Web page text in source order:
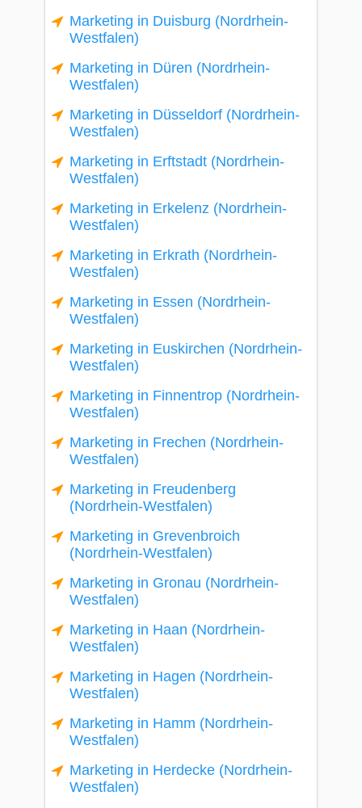
Marketing in Duisburg (Nordrhein-
Westfalen)
Marketing in Düren (Nordrhein-
Westfalen)
Marketing in Düsseldorf (Nordrhein-
Westfalen)
Marketing in Erftstadt (Nordrhein-
Westfalen)
Marketing in Erkelenz (Nordrhein-
Westfalen)
Marketing in Erkrath (Nordrhein-
Westfalen)
Marketing in Essen (Nordrhein-
Westfalen)
Marketing in Euskirchen (Nordrhein-
Westfalen)
Marketing in Finnentrop (Nordrhein-
Westfalen)
Marketing in Frechen (Nordrhein-
Westfalen)
Marketing in Freudenberg
(Nordrhein-Westfalen)
Marketing in Grevenbroich
(Nordrhein-Westfalen)
Marketing in Gronau (Nordrhein-
Westfalen)
Marketing in Haan (Nordrhein-
Westfalen)
Marketing in Hagen (Nordrhein-
Westfalen)
Marketing in Hamm (Nordrhein-
Westfalen)
Marketing in Herdecke (Nordrhein-
Westfalen)